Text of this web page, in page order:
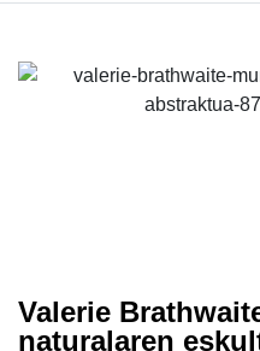
Valerie
naturalaren